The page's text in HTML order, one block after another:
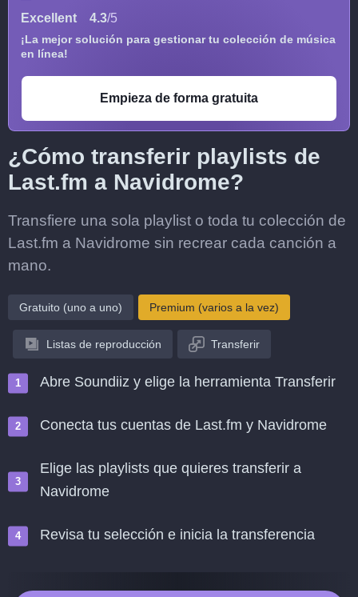
Excellent 4.3/5
¡La mejor solución para gestionar tu colección de música
en línea!
Empieza de forma gratuita
¿Cómo transferir playlists de
Last.fm a Navidrome?
Transfiere una sola playlist o toda tu colección de
Last.fm a Navidrome sin recrear cada canción a
mano.
Gratuito (uno a uno) Premium (varios a la vez)
Listas de reproducción Transferir
Abre Soundiiz y elige la herramienta Transferir
Conecta tus cuentas de Last.fm y Navidrome
Elige las playlists que quieres transferir a
Navidrome
Revisa tu selección e inicia la transferencia